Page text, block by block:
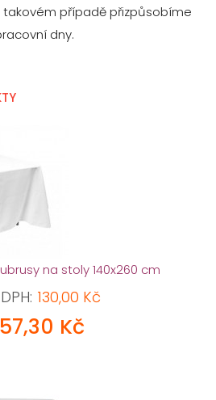
takovém případě přizpůsobíme
dny.
na stoly 140x260 cm
130,00 Kč
Kč